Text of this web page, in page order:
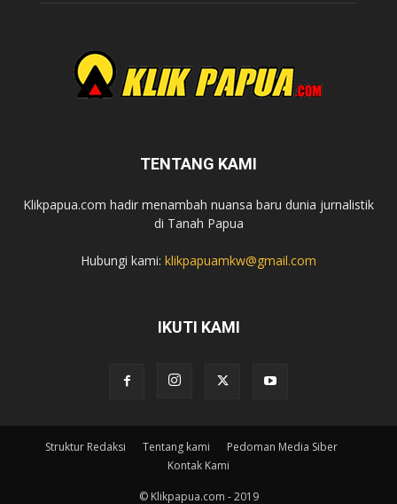
TENTANG KAMI
Klikpapua.com hadir menambah nuansa baru dunia jurnalistik
di Tanah Papua
Hubungi kami: klikpapuamkw@gmail.com
IKUTI KAMI
Struktur Redaksi Tentang kami
Pedoman Media Siber
Kontak Kami
© Klikpapua.com - 2019